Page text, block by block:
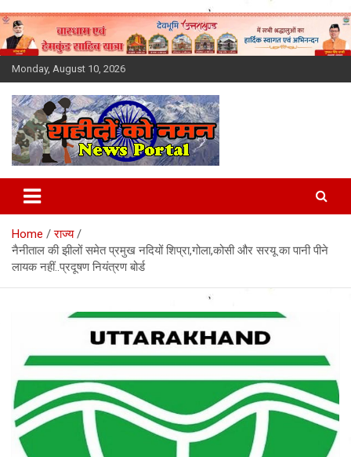
Skip
to
content
Monday, August 10, 2026
Latest News Today, Breaking
News, Uttarakhand News in
Hindi
Home
राज्य
नैनीताल की झीलों समेत प्रमुख नदियों शिप्रा,गोला,कोसी और सरयू का पानी पीने
लायक नहीं..प्रदूषण नियंत्रण बोर्ड